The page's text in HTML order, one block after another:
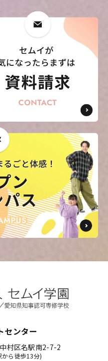
センター
村区名駅南2-7-2
ら徒歩13分)
海医療科学
門学校
海歯科医療
学校
医療工学
学校
海医療科学
門学校
海歯科医療
学校
医療工学
学校
海医療科学
門学校
海歯科医療
学校
医療工学
学校
海医療科学
門学校
海歯科医療
学校
医療工学
学校